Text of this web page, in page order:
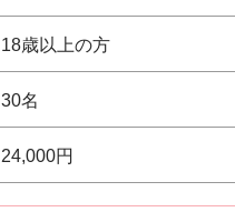
18歳以上の方
30名
24,000円